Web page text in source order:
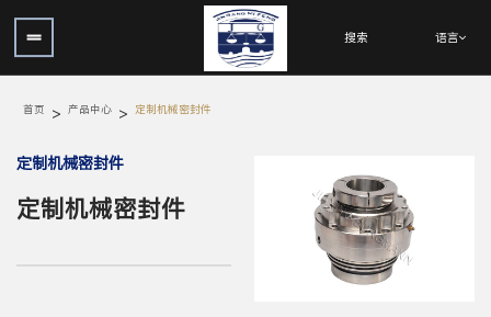
搜索 语言
首页 > 产品中心 > 定制机械密封件
定制机械密封件
定制机械密封件